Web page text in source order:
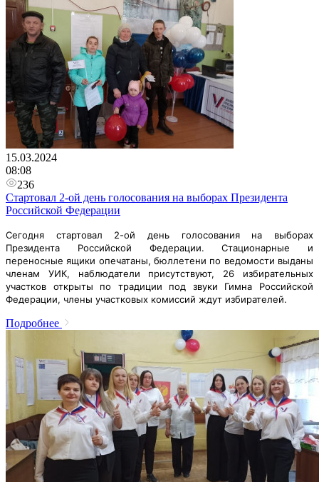
15.03.2024
08:08
236
Стартовал 2-ой день голосования на выборах Президента
Российской Федерации
Сегодня стартовал 2-ой день голосования на выборах
Президента Российской Федерации. Стационарные и
переносные ящики опечатаны, бюллетени по ведомости выданы
членам УИК, наблюдатели присутствуют, 26 избирательных
участков открыты по традиции под звуки Гимна Российской
Федерации, члены участковых комиссий ждут избирателей.
Подробнее